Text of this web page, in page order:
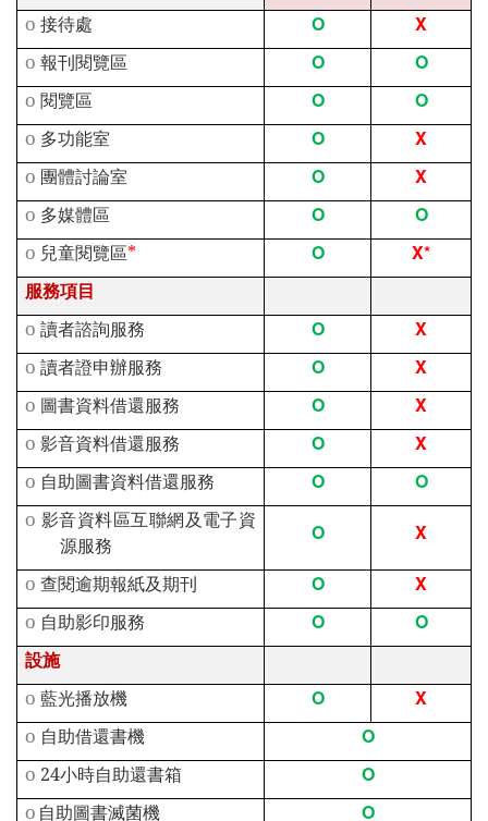
o 接待處 O X
o 報刊閱覽區 O O
o 閱覽區 O O
o 多功能室 O X
o 團體討論室 O X
o 多媒體區 O O
o 兒童閱覽區* O X*
服務項目
o 讀者諮詢服務 O X
o 讀者證申辦服務 O X
o 圖書資料借還服務 O X
o 影音資料借還服務 O X
o 自助圖書資料借還服務 O O
o 影音資料區互聯網及電子資
源服務
O X
o 查閱逾期報紙及期刊 O X
o 自助影印服務 O O
設施
o 藍光播放機 O X
o 自助借還書機 O
o 24小時自助還書箱 O
o 自助圖書滅菌機 O